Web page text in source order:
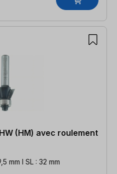
(HM) avec roulement
mm l SL : 32 mm